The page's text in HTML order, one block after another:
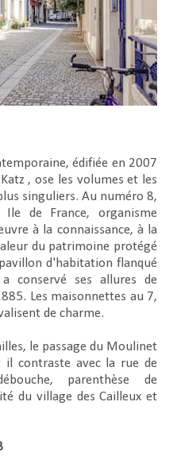
édifiée en 2007
, ose les volumes et les
singuliers. Au numéro 8,
de France, organisme
à la connaissance, à la
du patrimoine protégé
d'habitation flanqué
conservé ses allures de
Les maisonnettes au 7,
de charme.
le passage du Moulinet
contraste avec la rue de
parenthèse de
du village des Cailleux et